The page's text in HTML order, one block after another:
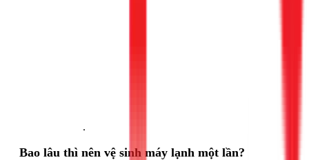
.
Bao lâu thì nên vệ sinh máy lạnh một lần?